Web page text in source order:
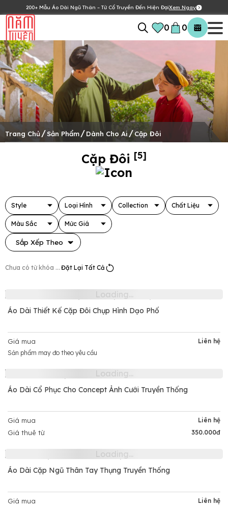
200+ Mẫu Áo Dài Ngũ Thân – Từ Cổ Truyền Đến Hiện ĐạiXem Ngay
0 0
Trang Chủ /Sản Phẩm/Dành Cho Ai /Cặp Đôi
Cặp Đôi [5]
Style Loại Hình Collection Chất Liệu
Màu Sắc Mức Giá
Chưa có từ khóa ... Đặt Lại Tất Cả
Áo Dài Thiết Kế Cặp Đôi Chụp Hình Dạo Phố
Giá mua
Liên hệ
Sản phẩm may đo theo yêu cầu
Áo Dài Cổ Phục Cho Concept Ảnh Cưới Truyền Thống
Giá mua Liên hệ
Giá thuê từ 350.000đ
Áo Dài Cặp Ngũ Thân Tay Thụng Truyền Thống
Giá mua Liên hệ